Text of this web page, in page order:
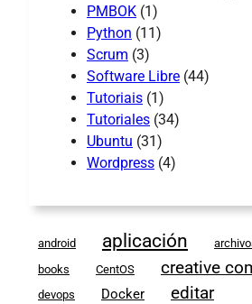
PMBOK (1)
Python (11)
Scrum (3)
Software Libre (44)
Tutoriais (1)
Tutoriales (34)
Ubuntu (31)
Wordpress (4)
android aplicación
books CentOS creative
devops Docker
editar